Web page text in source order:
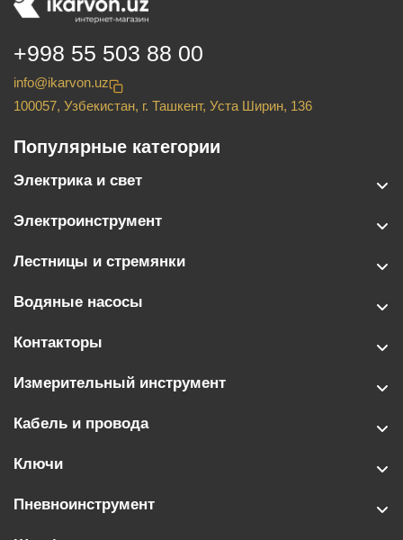
+998 55 503 88 00
info@ikarvon.uz
100057, Узбекистан, г. Ташкент, Уста Ширин, 136
Популярные категории
Электрика и свет
Электроинструмент
Лестницы и стремянки
Водяные насосы
Контакторы
Измерительный инструмент
Кабель и провода
Ключи
Пневноинструмент